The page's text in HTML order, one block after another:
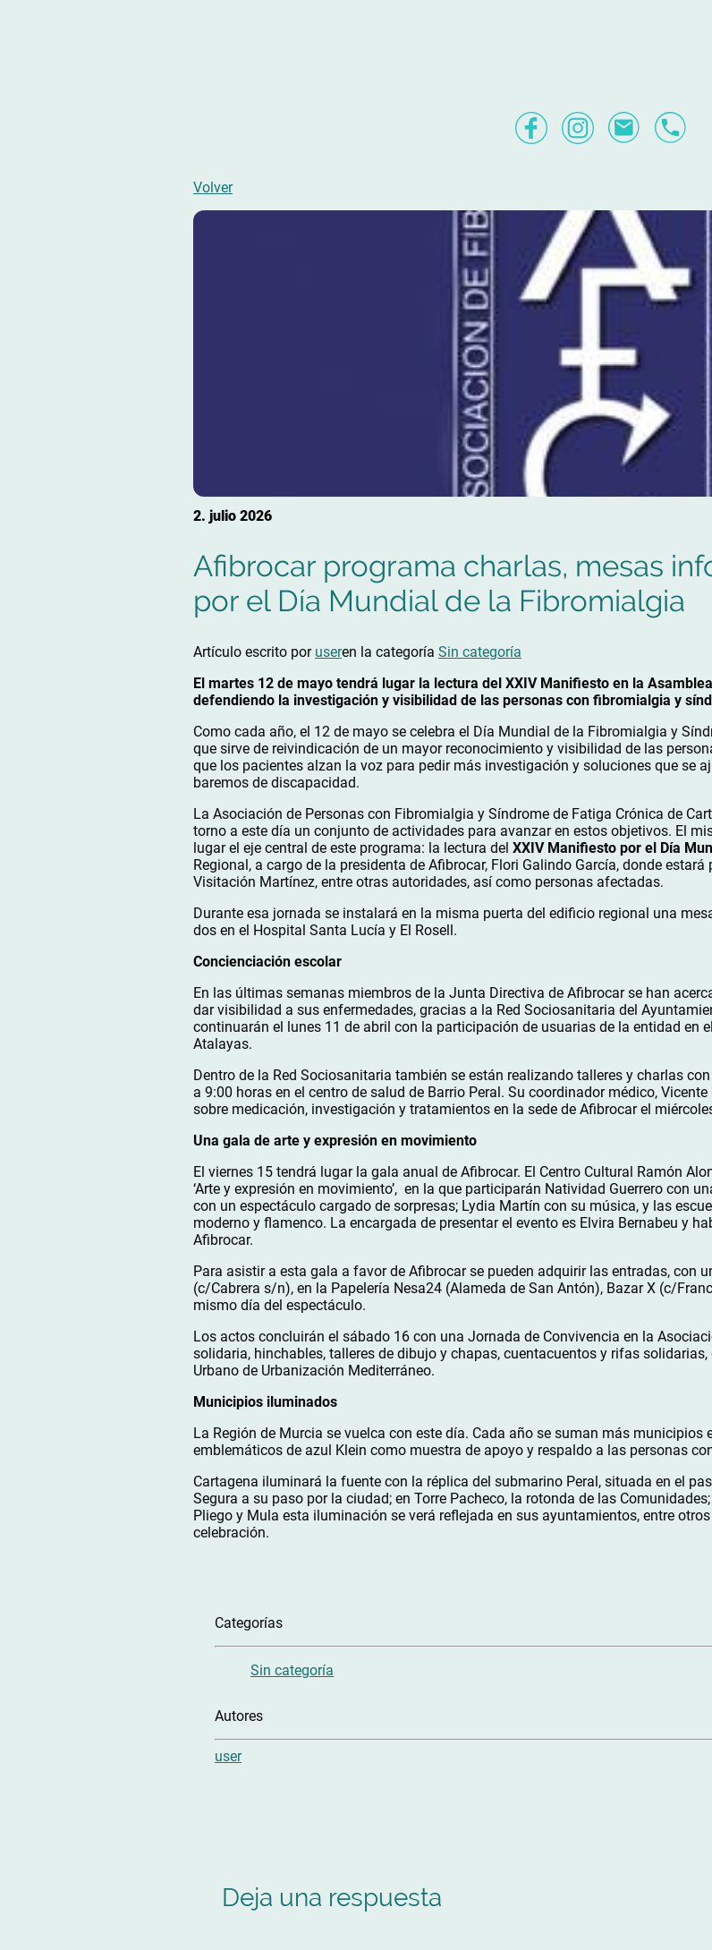
Volver
2. julio 2026
Afibrocar programa charlas, mesas
por el Día Mundial de la Fibromialgia
Artículo escrito por useren la categoría Sin categoría
El martes 12 de mayo tendrá lugar la lectura del XXIV Manifiesto en la
defendiendo la investigación y visibilidad de las personas con fibromialgia y
Como cada año, el 12 de mayo se celebra el Día Mundial de la Fibromialgia y
que sirve de reivindicación de un mayor reconocimiento y visibilidad de las
que los pacientes alzan la voz para pedir más investigación y soluciones que se
baremos de discapacidad.
La Asociación de Personas con Fibromialgia y Síndrome de Fatiga Crónica de
torno a este día un conjunto de actividades para avanzar en estos objetivos. El
lugar el eje central de este programa: la lectura del XXIV Manifiesto por el Día
Regional, a cargo de la presidenta de Afibrocar, Flori Galindo García, donde
Visitación Martínez, entre otras autoridades, así como personas afectadas.
Durante esa jornada se instalará en la misma puerta del edificio regional una
dos en el Hospital Santa Lucía y El Rosell.
Concienciación escolar
En las últimas semanas miembros de la Junta Directiva de Afibrocar se han
dar visibilidad a sus enfermedades, gracias a la Red Sociosanitaria del
continuarán el lunes 11 de abril con la participación de usuarias de la entidad en
Atalayas.
Dentro de la Red Sociosanitaria también se están realizando talleres y charlas
a 9:00 horas en el centro de salud de Barrio Peral. Su coordinador médico,
sobre medicación, investigación y tratamientos en la sede de Afibrocar el
Una gala de arte y expresión en movimiento
El viernes 15 tendrá lugar la gala anual de Afibrocar. El Centro Cultural Ramón
‘Arte y expresión en movimiento’, en la que participarán Natividad Guerrero con
con un espectáculo cargado de sorpresas; Lydia Martín con su música, y las
moderno y flamenco. La encargada de presentar el evento es Elvira Bernabeu y
Afibrocar.
Para asistir a esta gala a favor de Afibrocar se pueden adquirir las entradas, con
(c/Cabrera s/n), en la Papelería Nesa24 (Alameda de San Antón), Bazar X (c/
mismo día del espectáculo.
Los actos concluirán el sábado 16 con una Jornada de Convivencia en la
solidaria, hinchables, talleres de dibujo y chapas, cuentacuentos y rifas
Urbano de Urbanización Mediterráneo.
Municipios iluminados
La Región de Murcia se vuelca con este día. Cada año se suman más
emblemáticos de azul Klein como muestra de apoyo y respaldo a las personas
Cartagena iluminará la fuente con la réplica del submarino Peral, situada en el
Segura a su paso por la ciudad; en Torre Pacheco, la rotonda de las
Pliego y Mula esta iluminación se verá reflejada en sus ayuntamientos, entre
celebración.
Categorías
Sin categoría
Autores
user
Deja una respuesta